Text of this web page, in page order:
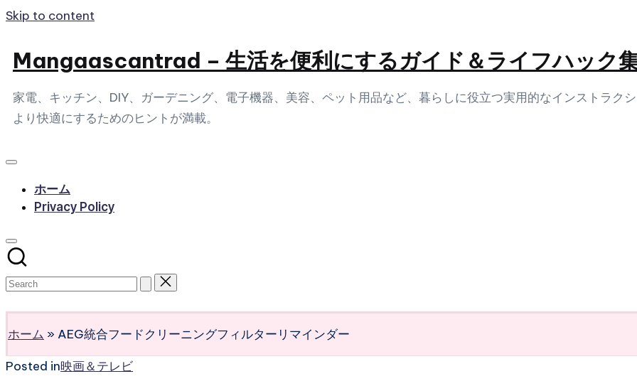
Skip to content
Mangaascantrad – 生活を便利にするガイド＆ライフハック
家電、キッチン、DIY、ガーデニング、電子機器、美容、ペット用品など、暮らしに役立つ実用的なインストラク
より快適にするためのヒントが満載。
ホーム
Privacy Policy
ホーム » AEG統合フードクリーニングフィルターリマインダー
Posted in映画＆テレビ